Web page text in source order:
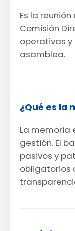
Es la
Comisión
operativas y
asamblea.
¿Qué es la
La memoria
gestión. El
pasivos y
obligatorios